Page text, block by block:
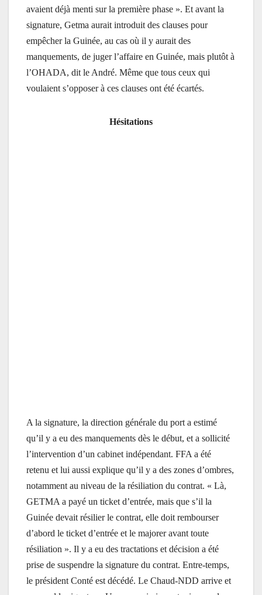
avaient déjà menti sur la première phase ». Et avant la
signature, Getma aurait introduit des clauses pour
empêcher la Guinée, au cas où il y aurait des
manquements, de juger l’affaire en Guinée, mais plutôt à
l’OHADA, dit le André. Même que tous ceux qui
voulaient s’opposer à ces clauses ont été écartés.
Hésitations
A la signature, la direction générale du port a estimé
qu’il y a eu des manquements dès le début, et a sollicité
l’intervention d’un cabinet indépendant. FFA a été
retenu et lui aussi explique qu’il y a des zones d’ombres,
notamment au niveau de la résiliation du contrat. « Là,
GETMA a payé un ticket d’entrée, mais que s’il la
Guinée devait résilier le contrat, elle doit rembourser
d’abord le ticket d’entrée et le majorer avant toute
résiliation ». Il y a eu des tractations et décision a été
prise de suspendre la signature du contrat. Entre-temps,
le président Conté est décédé. Le Chaud-NDD arrive et